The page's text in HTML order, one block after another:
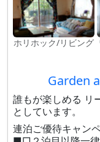
ホリホック/リビング
Garden
誰もが楽しめる リ
としています。
連泊ご優待キャン